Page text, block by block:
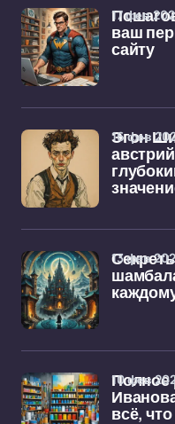
ваш
сайту
17 фев
Эгон
16 фев
13 фев
Полное
всё,
10 фев